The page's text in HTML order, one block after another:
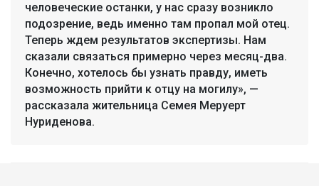
человеческие останки, у нас сразу возникло
подозрение, ведь именно там пропал мой отец.
Теперь ждем результатов экспертизы. Нам
сказали связаться примерно через месяц-два.
Конечно, хотелось бы узнать правду, иметь
возможность прийти к отцу на могилу», —
рассказала жительница Семея Меруерт
Нуриденова.